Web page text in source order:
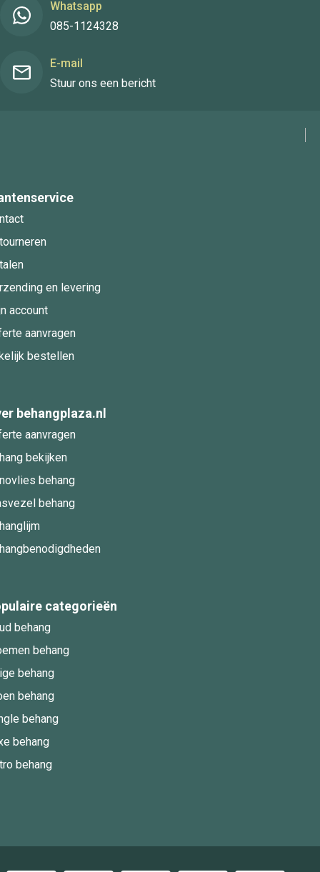
Whatsapp
085-1124328
E-mail
Stuur ons een bericht
en levering
account
aanvragen
bestellen
behangplaza.nl
aanvragen
bekijken
behang
behang
categorieën
behang
behang
behang
behang
behang
behang
behang